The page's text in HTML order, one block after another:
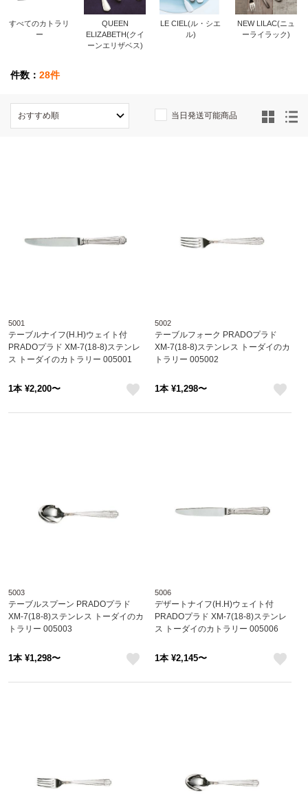
すべてのカトラリ
ー
QUEEN
ELIZABETH(クイ
ーンエリザベス)
LE CIEL(ル・シエ
ル)
NEW LILAC(ニュ
ーライラック)
件数： 28件
当日発送可能商品
5001
テーブルナイフ(H.H)ウェイト付
PRADOプラド XM-7(18-8)ステンレ
ス トーダイのカトラリー 005001
1本 ¥2,200〜
5002
テーブルフォーク PRADOプラド
XM-7(18-8)ステンレス トーダイのカ
トラリー 005002
1本 ¥1,298〜
5003
テーブルスプーン PRADOプラド
XM-7(18-8)ステンレス トーダイのカ
トラリー 005003
1本 ¥1,298〜
5006
デザートナイフ(H.H)ウェイト付
PRADOプラド XM-7(18-8)ステンレ
ス トーダイのカトラリー 005006
1本 ¥2,145〜